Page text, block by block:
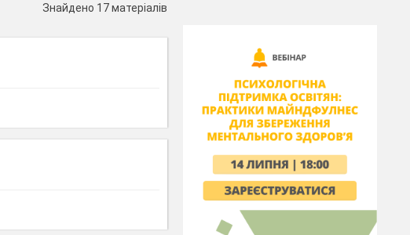
Знайдено 17 матеріалів